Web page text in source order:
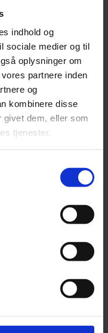
indhold og
sociale medier og til
oplysninger om
partnere inden
og
kombinere disse
givet dem, eller som
tjenester.
et fast team nøje
finder vi
hvad enten det
og moms, et par
eller hjælp i særligt
årsregnskab.
med
kassesystemer,
der kan
nøglemedarbejder i
du har brug for,
aktuelle behov.
processer og giver
nøgletal. Tal, som
yde proaktiv